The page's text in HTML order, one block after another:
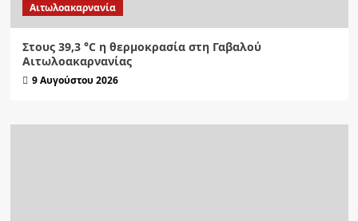
Αιτωλοακαρνανία
Στους 39,3 °C η θερμοκρασία στη Γαβαλού
Αιτωλοακαρνανίας
9 Αυγούστου 2026